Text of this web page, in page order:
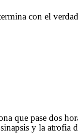
con el
que pase dos
y la